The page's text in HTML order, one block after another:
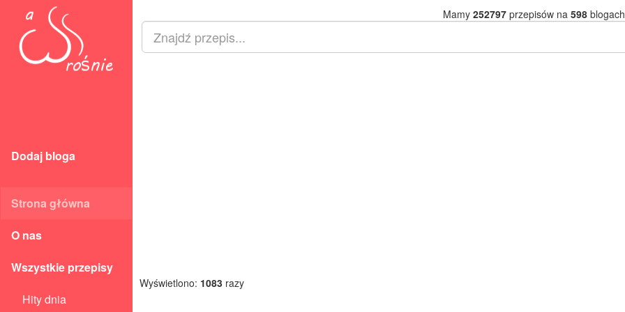
Dodaj bloga
Strona główna
O nas
Wszystkie przepisy
Hity dnia
Mamy 252797przepisów na 598
Wyświetlono: 1083 razy